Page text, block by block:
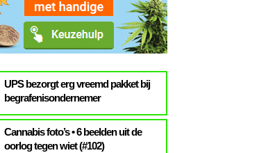
UPS bezorgt erg vreemd pakket bij
begrafenisondernemer
Cannabis foto’s • 6 beelden uit de
oorlog tegen wiet (#102)